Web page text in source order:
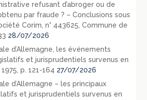
refusant d’abroger ou de
par fraude ? – Conclusions sous
Corim, n° 443625, Commune de
28/07/2026
d’Allemagne, les événements
et jurisprudentiels survenus en
p. 121-164 27/07/2026
d’Allemagne – les principaux
et jurisprudentiels survenus en